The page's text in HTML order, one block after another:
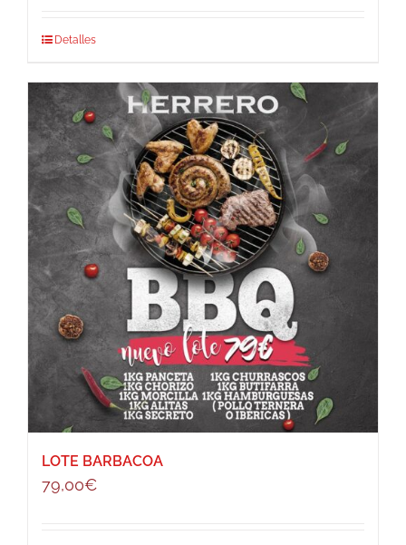
Detalles
LOTE BARBACOA
79,00€